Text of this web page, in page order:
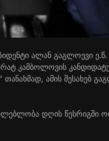
ალან გაგლოევი
კამბოლოვის
ამის შესახებ
დღის წესრიგში